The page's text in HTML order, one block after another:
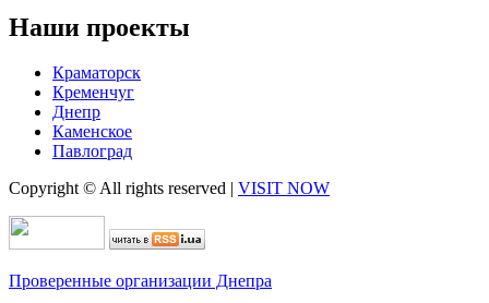
Наши проекты
Краматорск
Кременчуг
Днепр
Каменское
Павлоград
Copyright © All rights reserved | VISIT NOW
Проверенные организации Днепра